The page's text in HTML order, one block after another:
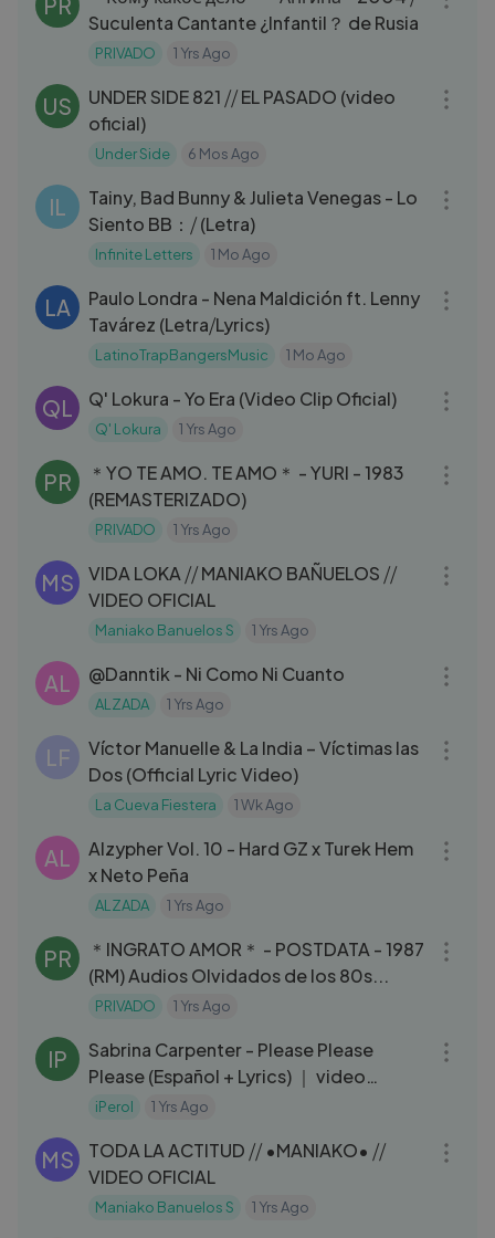
Suculenta Cantante ¿Infantil？ de Rusia
PRIVADO 1 Yrs Ago
US
UNDER SIDE 821 ⧸⧸ EL PASADO (video
oficial)
Under Side 6 Mos Ago
IL
Tainy, Bad Bunny & Julieta Venegas - Lo
Siento BB：⧸ (Letra)
Infinite Letters 1 Mo Ago
LA
Paulo Londra - Nena Maldición ft. Lenny
Tavárez (Letra⧸Lyrics)
LatinoTrapBangersMusic 1 Mo Ago
QL Q' Lokura - Yo Era (Video Clip Oficial)
Q' Lokura 1 Yrs Ago
PR
＊YO TE AMO. TE AMO＊ - YURI - 1983
(REMASTERIZADO)
PRIVADO 1 Yrs Ago
MS
VIDA LOKA ⧸⧸ MANIAKO BAÑUELOS ⧸⧸
VIDEO OFICIAL
Maniako Banuelos S 1 Yrs Ago
AL ‪@Danntik‬ - Ni Como Ni Cuanto
ALZADA 1 Yrs Ago
LF
Víctor Manuelle & La India – Víctimas las
Dos (Official Lyric Video)
La Cueva Fiestera 1 Wk Ago
AL
Alzypher Vol. 10 - Hard GZ x Turek Hem
x Neto Peña
ALZADA 1 Yrs Ago
PR
＊INGRATO AMOR＊ - POSTDATA - 1987
(RM) Audios Olvidados de los 80s...
PRIVADO 1 Yrs Ago
IP
Sabrina Carpenter - Please Please
Please (Español + Lyrics) ｜ video
musical
iPerol 1 Yrs Ago
MS
TODA LA ACTITUD ⧸⧸ •MANIAKO• ⧸⧸
VIDEO OFICIAL
Maniako Banuelos S 1 Yrs Ago